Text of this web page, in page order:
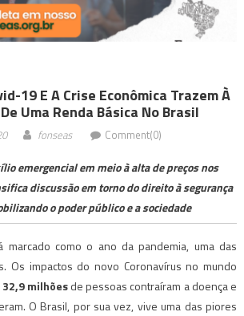
19 E A Crise Econômica Trazem À
Uma Renda Básica No Brasil
fonseas Comment(0)
emergencial em meio à alta de preços nos
discussão em torno do direito à segurança
o poder público e a sociedade
marcado como o ano da pandemia, uma das
Os impactos do novo Coronavírus no mundo
32,9 milhõesde pessoas contraíram a doença e
O Brasil, por sua vez, vive uma das piores